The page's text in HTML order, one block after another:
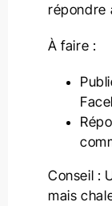
répondre
À faire :
Conseil :
mais